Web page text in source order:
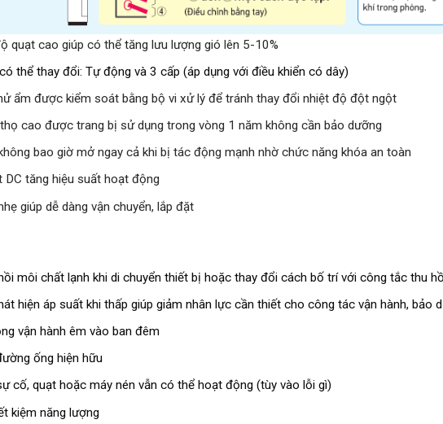
quạt cao giúp có thể tăng lưu lượng gió lên 5-10%
thể thay đổi: Tự động và 3 cấp (áp dụng với điều khiển có dây)
ẩm được kiểm soát bằng bộ vi xử lý để tránh thay đổi nhiệt độ đột ngột
cao được trang bị sử dụng trong vòng 1 năm không cần bảo dưỡng
bao giờ mở ngay cả khi bị tác động mạnh nhờ chức năng khóa an toàn
tăng hiệu suất hoạt động
giúp dễ dàng vận chuyển, lắp đặt
môi chất lạnh khi di chuyển thiết bị hoặc thay đổi cách bố trí với công tắc thu
hiện áp suất khi thấp giúp giảm nhân lực cần thiết cho công tác vận hành, bảo
vận hành êm vào ban đêm
ống hiện hữu
cố, quạt hoặc máy nén vẫn có thể hoạt động (tùy vào lỗi gì)
kiệm năng lượng